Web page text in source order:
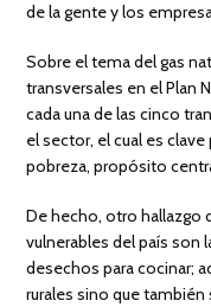
de la gente y los
Sobre el tema del gas
transversales en el Plan
cada una de las cinco
el sector, el cual es
pobreza, propósito
De hecho, otro hallazgo
vulnerables del país son
desechos para cocinar;
rurales sino que también